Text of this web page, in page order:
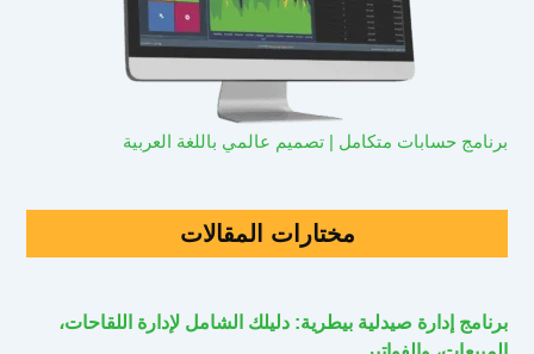
برنامج حسابات متكامل | تصميم عالمي باللغة العربية
مختارات المقالات
برنامج إدارة صيدلية بيطرية: دليلك الشامل لإدارة اللقاحات،